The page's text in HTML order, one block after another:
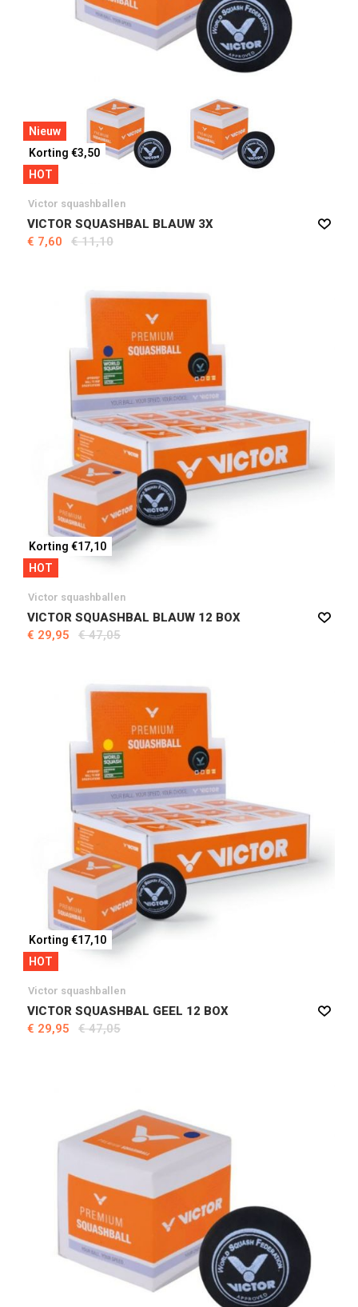
Nieuw
Korting €3,50
HOT
Victor squashballen
VICTOR SQUASHBAL BLAUW 3X
€ 7,60
€ 11,10
Korting €17,10
HOT
Victor squashballen
VICTOR SQUASHBAL BLAUW 12 BOX
€ 29,95
€ 47,05
Korting €17,10
HOT
Victor squashballen
VICTOR SQUASHBAL GEEL 12 BOX
€ 29,95
€ 47,05